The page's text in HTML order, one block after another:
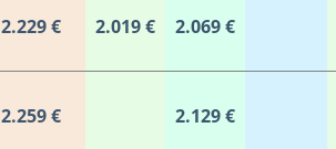
2.229 € 2.019 € 2.069 €
2.259 € 2.129 €